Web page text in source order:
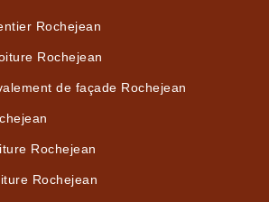
Rochejean
Rochejean
de façade Rochejean
Rochejean
Rochejean